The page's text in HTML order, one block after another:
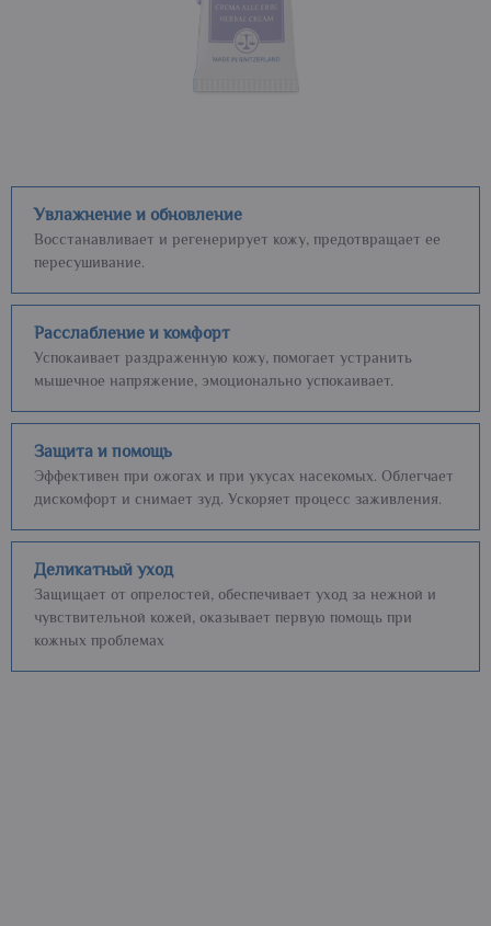
Увлажнение и обновление
Восстанавливает и регенерирует кожу, предотвращает ее
пересушивание.
Расслабление и комфорт
Успокаивает раздраженную кожу, помогает устранить
мышечное напряжение, эмоционально успокаивает.
Защита и помощь
Эффективен при ожогах и при укусах насекомых. Облегчает
дискомфорт и снимает зуд. Ускоряет процесс заживления.
Деликатный уход
Защищает от опрелостей, обеспечивает уход за нежной и
чувствительной кожей, оказывает первую помощь при
кожных проблемах